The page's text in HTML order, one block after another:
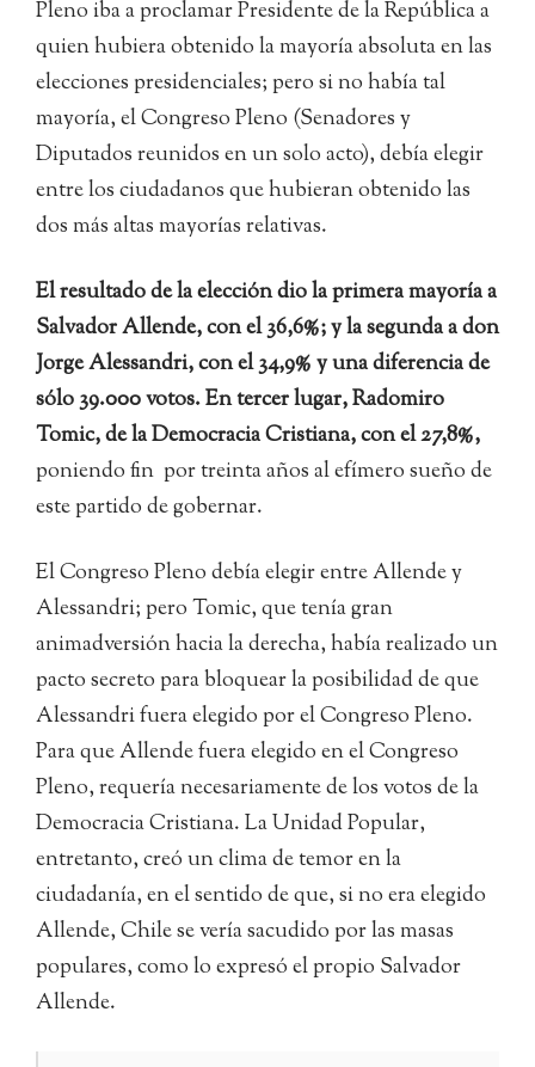
Pleno iba a proclamar Presidente de la República a
quien hubiera obtenido la mayoría absoluta en las
elecciones presidenciales; pero si no había tal
mayoría, el Congreso Pleno (Senadores y
Diputados reunidos en un solo acto), debía elegir
entre los ciudadanos que hubieran obtenido las
dos más altas mayorías relativas.
El resultado de la elección dio la primera mayoría a
Salvador Allende, con el 36,6%; y la segunda a don
Jorge Alessandri, con el 34,9% y una diferencia de
sólo 39.000 votos. En tercer lugar, Radomiro
Tomic, de la Democracia Cristiana, con el 27,8%,
poniendo fin por treinta años al efímero sueño de
este partido de gobernar.
El Congreso Pleno debía elegir entre Allende y
Alessandri; pero Tomic, que tenía gran
animadversión hacia la derecha, había realizado un
pacto secreto para bloquear la posibilidad de que
Alessandri fuera elegido por el Congreso Pleno.
Para que Allende fuera elegido en el Congreso
Pleno, requería necesariamente de los votos de la
Democracia Cristiana. La Unidad Popular,
entretanto, creó un clima de temor en la
ciudadanía, en el sentido de que, si no era elegido
Allende, Chile se vería sacudido por las masas
populares, como lo expresó el propio Salvador
Allende.